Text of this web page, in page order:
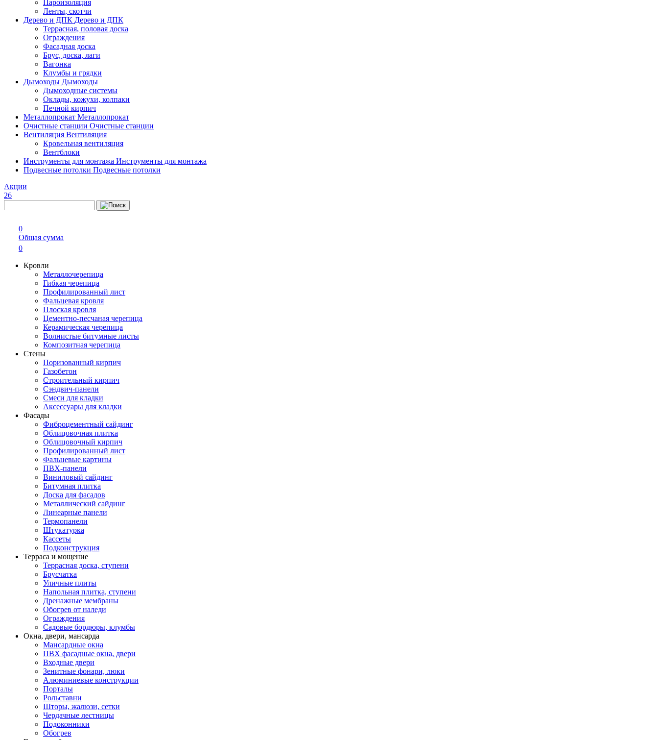
Пароизоляция
Ленты, скотчи
Дерево и ДПК Дерево и ДПК
Террасная, половая доска
Ограждения
Фасадная доска
Брус, доска, лаги
Вагонка
Клумбы и грядки
Дымоходы Дымоходы
Дымоходные системы
Оклады, кожухи, колпаки
Печной кирпич
Металлопрокат Металлопрокат
Очистные станции Очистные станции
Вентиляция Вентиляция
Кровельная вентиляция
Вентблоки
Инструменты для монтажа Инструменты для монтажа
Подвесные потолки Подвесные потолки
Акции
26
0
Общая сумма
0
Кровли
Металлочерепица
Гибкая черепица
Профилированный лист
Фальцевая кровля
Плоская кровля
Цементно-песчаная черепица
Керамическая черепица
Волнистые битумные листы
Композитная черепица
Стены
Поризованный кирпич
Газобетон
Строительный кирпич
Сэндвич-панели
Смеси для кладки
Аксессуары для кладки
Фасады
Фиброцементный сайдинг
Облицовочная плитка
Облицовочный кирпич
Профилированный лист
Фальцевые картины
ПВХ-панели
Виниловый сайдинг
Битумная плитка
Доска для фасадов
Металлический сайдинг
Линеарные панели
Термопанели
Штукатурка
Кассеты
Подконструкция
Терраса и мощение
Террасная доска, ступени
Брусчатка
Уличные плиты
Напольная плитка, ступени
Дренажные мембраны
Обогрев от наледи
Ограждения
Садовые бордюры, клумбы
Окна, двери, мансарда
Мансардные окна
ПВХ фасадные окна, двери
Входные двери
Зенитные фонари, люки
Алюминиевые конструкции
Порталы
Рольставни
Шторы, жалюзи, сетки
Чердачные лестницы
Подоконники
Обогрев